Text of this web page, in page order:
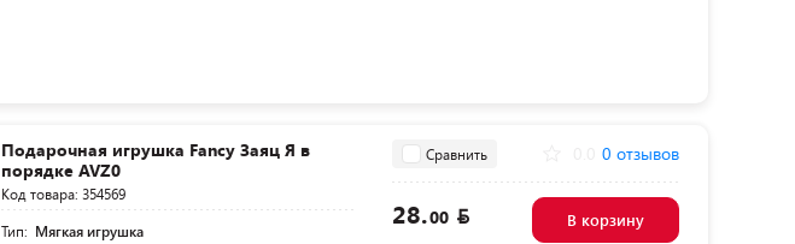
Подарочная игрушка Fancy Заяц Я в
порядке AVZ0
Код товара: 354569
Тип: Мягкая игрушка
Сравнить 0 отзывов
28.00 В корзину